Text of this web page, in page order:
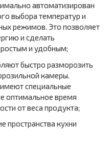
автоматизирован
выбора температур и
режимов. Это позволяет
и сделать
и удобным;
быстро разморозить
камеры.
специальные
время
от веса продукта;
пространства кухни